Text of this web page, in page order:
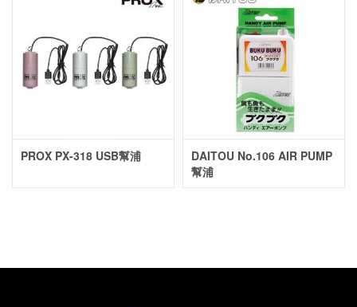
PROX PX-318 USB幫浦
DAITOU No.106 AIR PUMP
幫浦